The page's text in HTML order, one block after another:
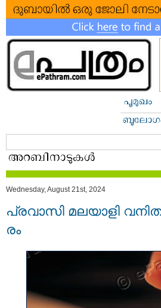
Wednesday, August 21st, 2024
പ്ര​വാ​സി മ​ല​യാ​ളി
രം